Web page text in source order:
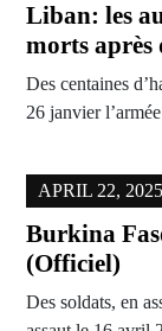
Liban: les
morts après
Des centaines
26 janvier
APRIL 22, 2025
Burkina
(Officiel)
Des soldats, en